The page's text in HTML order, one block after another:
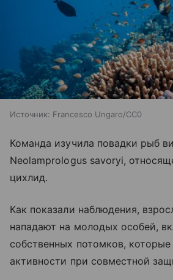
Источник: Francesco Ungaro/CC0
Команда изучила повадки рыб
Neolamprologus savoryi,
цихлид.
Как показали наблюдения,
нападают на молодых особей,
собственных потомков,
активности при совместной